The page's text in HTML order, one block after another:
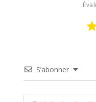
S’abonner